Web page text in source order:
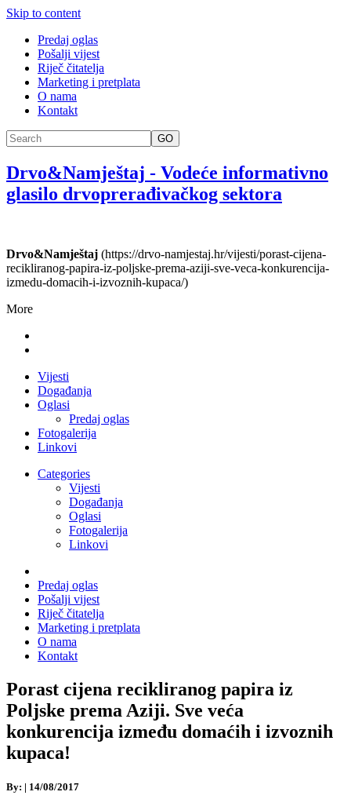
Skip to content
Predaj oglas
Pošalji vijest
Riječ čitatelja
Marketing i pretplata
O nama
Kontakt
GO
Drvo&Namještaj - Vodeće informativno
glasilo drvoprerađivačkog sektora
Drvo&Namještaj (https://drvo-namjestaj.hr/vijesti/porast-cijena-
recikliranog-papira-iz-poljske-prema-aziji-sve-veca-konkurencija-
izmedu-domacih-i-izvoznih-kupaca/)
More
Vijesti
Događanja
Oglasi
Predaj oglas
Fotogalerija
Linkovi
Categories
Vijesti
Događanja
Oglasi
Fotogalerija
Linkovi
Predaj oglas
Pošalji vijest
Riječ čitatelja
Marketing i pretplata
O nama
Kontakt
Porast cijena recikliranog papira iz
Poljske prema Aziji. Sve veća
konkurencija između domaćih i izvoznih
kupaca!
By: | 14/08/2017